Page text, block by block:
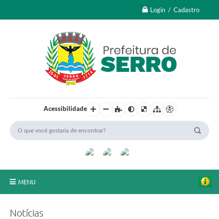
Login / Cadastro
Acessibilidade
MENU
Notícias